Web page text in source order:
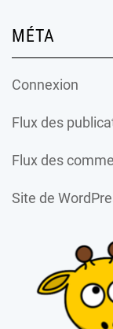
MÉTA
Connexion
Flux des
Flux des
Site de